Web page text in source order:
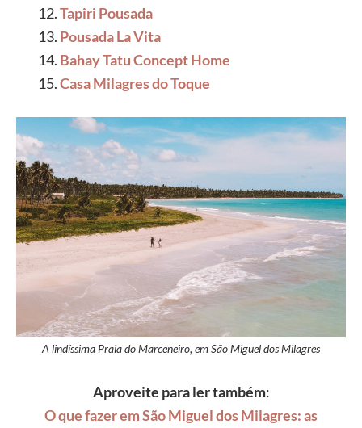
Tapiri Pousada
Pousada La Vita
Bahay Tatu Concept Home
Casa Milagres do Toque
A lindíssima Praia do Marceneiro, em São Miguel dos Milagres
Aproveite para ler também:
O que fazer em São Miguel dos Milagres: as